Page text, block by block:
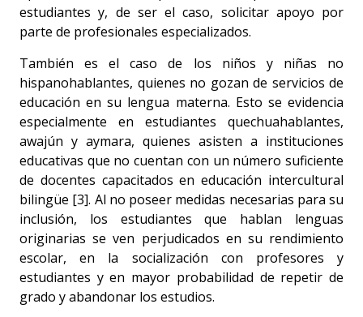
estudiantes y, de ser el caso, solicitar apoyo por
parte de profesionales especializados.
También es el caso de los niños y niñas no
hispanohablantes, quienes no gozan de servicios de
educación en su lengua materna. Esto se evidencia
especialmente en estudiantes quechuahablantes,
awajún y aymara, quienes asisten a instituciones
educativas que no cuentan con un número suficiente
de docentes capacitados en educación intercultural
bilingüe [3]. Al no poseer medidas necesarias para su
inclusión, los estudiantes que hablan lenguas
originarias se ven perjudicados en su rendimiento
escolar, en la socialización con profesores y
estudiantes y en mayor probabilidad de repetir de
grado y abandonar los estudios.